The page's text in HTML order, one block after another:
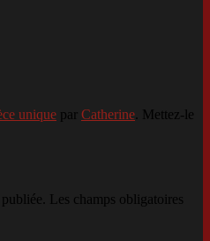
unique par Catherine . Mettez-le
Les champs obligatoires